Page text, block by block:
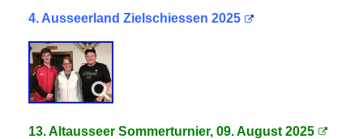
4. Ausseerland Zielschiessen 2025
13. Altausseer Sommerturnier, 09. August 2025